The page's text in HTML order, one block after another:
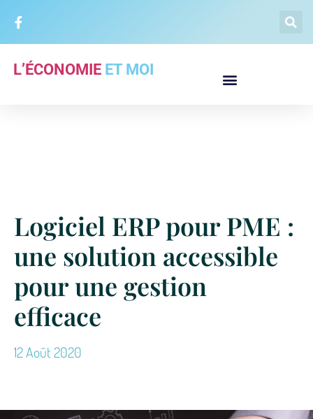
L’ÉCONOMIE ET MOI
Logiciel ERP pour PME :
une solution accessible
pour une gestion
efficace
12 Août 2020